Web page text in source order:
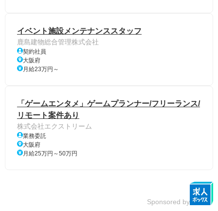
イベント施設メンテナンススタッフ
鹿島建物総合管理株式会社
契約社員
大阪府
月給23万円～
「ゲームエンタメ」ゲームプランナー/フリーランス/
リモート案件あり
株式会社エクストリーム
業務委託
大阪府
月給25万円～50万円
Sponsored by